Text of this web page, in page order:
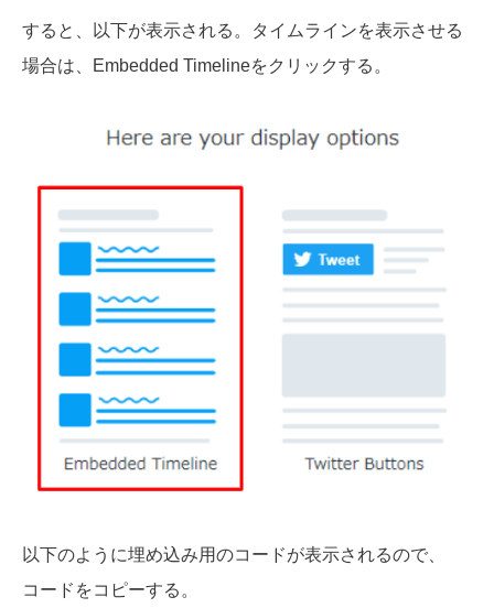
すると、以下が表示される。タイムラインを表示させる
場合は、Embedded Timelineをクリックする。
以下のように埋め込み用のコードが表示されるので、
コードをコピーする。